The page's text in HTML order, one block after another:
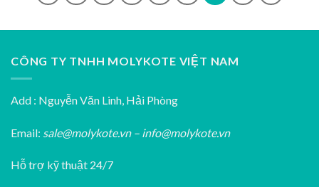
CÔNG TY TNHH MOLYKOTE VIỆT NAM
Add : Nguyễn Văn Linh, Hải Phòng
Email: sale@molykote.vn – info@molykote.vn
Hỗ trợ kỹ thuật 24/7